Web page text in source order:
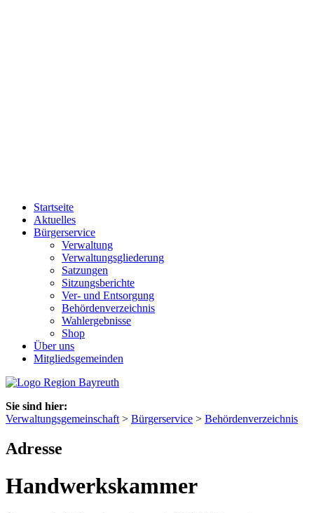
Startseite
Aktuelles
Bürgerservice
Verwaltung
Verwaltungsgliederung
Satzungen
Sitzungsberichte
Ver- und Entsorgung
Behördenverzeichnis
Wahlergebnisse
Shop
Über uns
Mitgliedsgemeinden
Sie sind hier:
Verwaltungsgemeinschaft > Bürgerservice > Behördenverzeichnis
Adresse
Handwerkskammer